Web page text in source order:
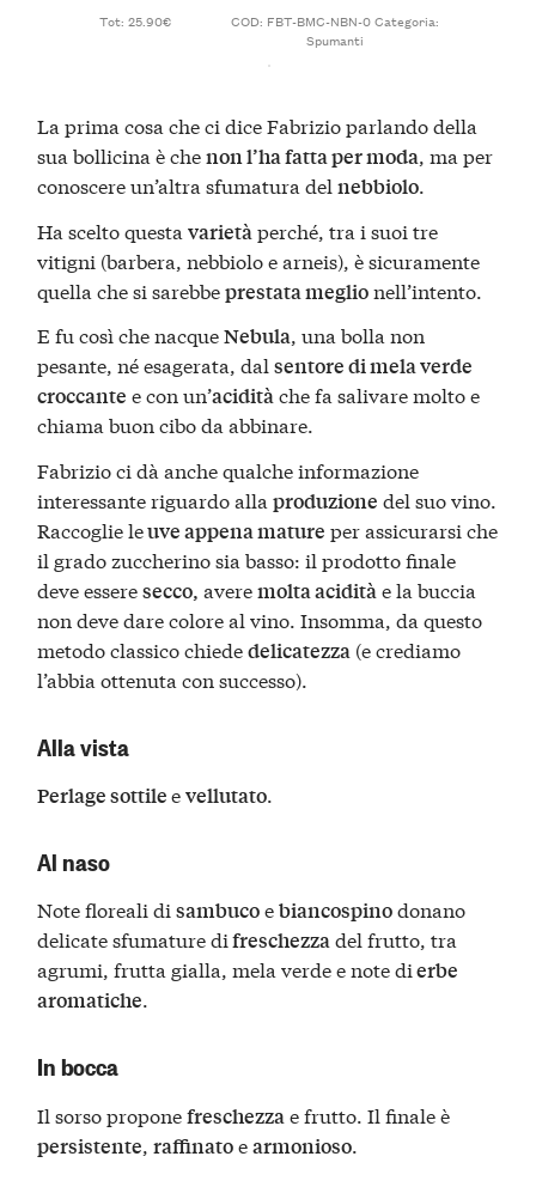
Tot: 25.90€ COD: FBT-BMC-NBN-0Categoria:
Spumanti
La prima cosa che ci dice Fabrizio parlando della
sua bollicina è chenon l’ha fatta per moda, ma per
conoscere un’altra sfumatura delnebbiolo.
Ha scelto questavarietàperché, tra i suoi tre
vitigni (barbera, nebbiolo e arneis), è sicuramente
quella che si sarebbeprestata meglionell’intento.
E fu così che nacqueNebula, una bolla non
pesante, né esagerata, dalsentore di mela verde
croccante e con un’aciditàche fa salivare molto e
chiama buon cibo da abbinare.
Fabrizio ci dà anche qualche informazione
interessante riguardo allaproduzione del suo vino.
Raccoglie leuve appena mature per assicurarsi che
il grado zuccherino sia basso: il prodotto finale
deve esseresecco, averemolta aciditàe la buccia
non deve dare colore al vino. Insomma, da questo
metodo classico chiededelicatezza (e crediamo
l’abbia ottenuta con successo).
Alla vista
Perlage sottileevellutato.
Al naso
Note floreali disambucoebiancospinodonano
delicate sfumature difreschezzadel frutto, tra
agrumi, frutta gialla, mela verde e note dierbe
aromatiche.
In bocca
Il sorso proponefreschezza e frutto. Il finale è
persistente ,raffinatoearmonioso